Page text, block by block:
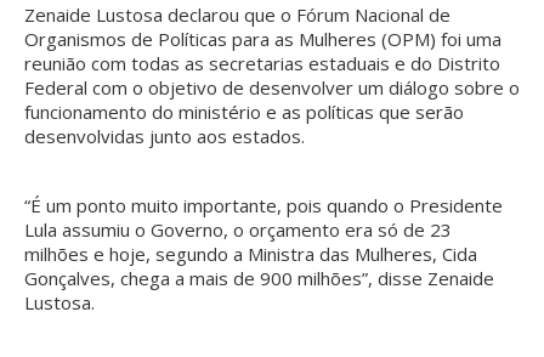
Zenaide Lustosa declarou que o Fórum Nacional de
Organismos de Políticas para as Mulheres (OPM) foi uma
reunião com todas as secretarias estaduais e do Distrito
Federal com o objetivo de desenvolver um diálogo sobre o
funcionamento do ministério e as políticas que serão
desenvolvidas junto aos estados.
“É um ponto muito importante, pois quando o Presidente
Lula assumiu o Governo, o orçamento era só de 23
milhões e hoje, segundo a Ministra das Mulheres, Cida
Gonçalves, chega a mais de 900 milhões”, disse Zenaide
Lustosa.